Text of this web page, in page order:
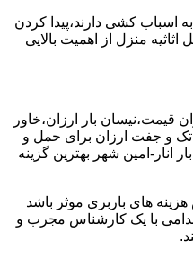
اسباب کشی دارند،پیدا کردن
منزل از اهمیت بالایی
قیمت،نیسان بار ارزان،خاور
و جفت ارزان برای حمل و
انار-امین شهر بهترین گزینه
های باربری موثر باشد
با یک کارشناس مجرب و